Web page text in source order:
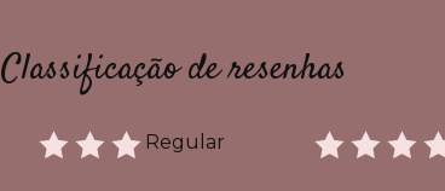
Classificação de resenhas
Regular